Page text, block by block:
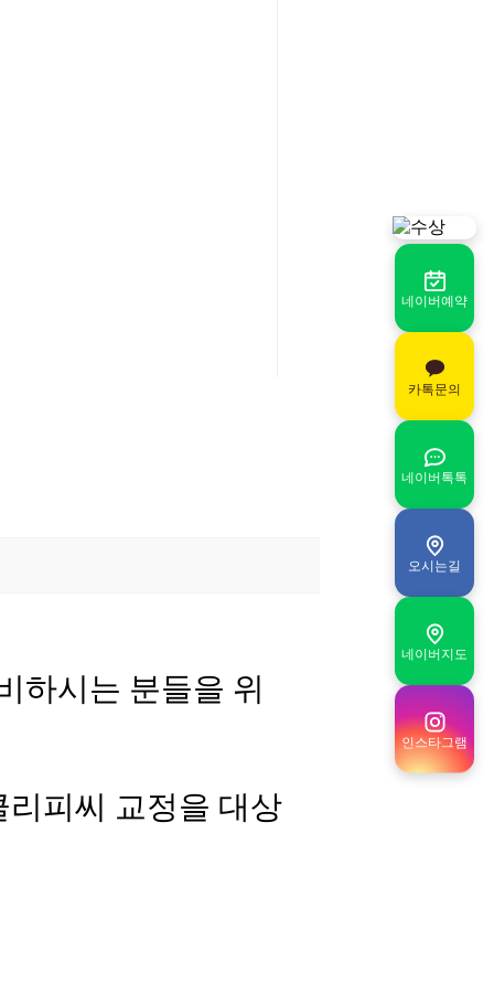
하시는 분들을 위
피씨 교정을 대상
네이버예약
카톡문의
네이버톡톡
오시는길
네이버지도
인스타그램